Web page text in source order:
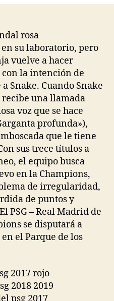
su laboratorio, pero
vuelve a hacer
con la intención de
Snake. Cuando Snake
una llamada
voz que se hace
profunda»),
que le tiene
sus trece títulos a
el equipo busca
en la Champions,
de irregularidad,
de puntos y
PSG – Real Madrid de
se disputará a
el Parque de los